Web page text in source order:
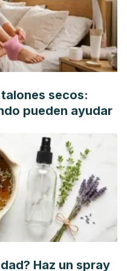
secos:
pueden ayudar
Haz un spray